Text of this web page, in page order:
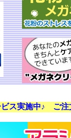
文の際にご希望